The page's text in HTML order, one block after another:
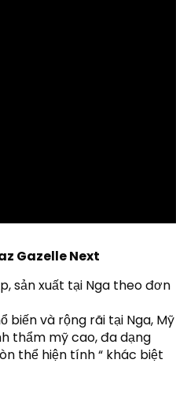
Gazelle Next
sản xuất tại Nga theo đơn
thẩm mỹ cao, đa dạng
thể hiện tính “ khác biệt